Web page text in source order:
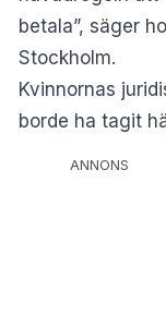
betala”, säger
Stockholm.
Kvinnornas
borde ha tagit
ANNONS